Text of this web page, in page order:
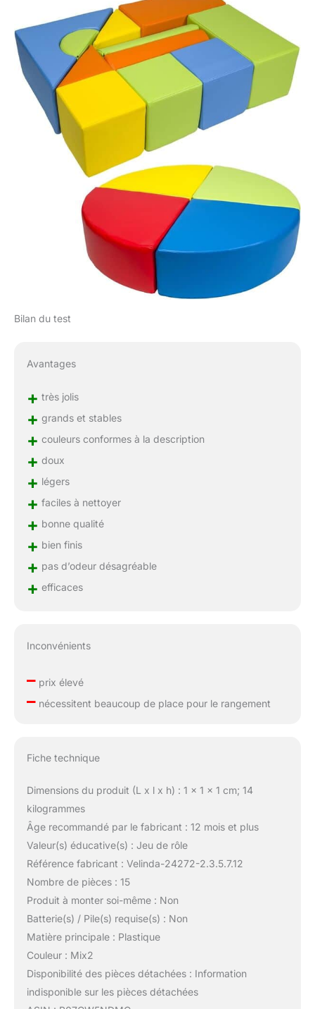
Bilan du test
Avantages
+ très jolis
+ grands et stables
+ couleurs conformes à la description
+ doux
+ légers
+ faciles à nettoyer
+ bonne qualité
+ bien finis
+ pas d’odeur désagréable
+ efficaces
Inconvénients
–prix élevé
–nécessitent beaucoup de place pour le rangement
Fiche technique
Dimensions du produit (L x l x h) : 1 x 1 x 1 cm; 14
kilogrammes
Âge recommandé par le fabricant : 12 mois et plus
Valeur(s) éducative(s) : Jeu de rôle
Référence fabricant : Velinda-24272-2.3.5.7.12
Nombre de pièces : 15
Produit à monter soi-même : Non
Batterie(s) / Pile(s) requise(s) : Non
Matière principale : Plastique
Couleur : Mix2
Disponibilité des pièces détachées : Information
indisponible sur les pièces détachées